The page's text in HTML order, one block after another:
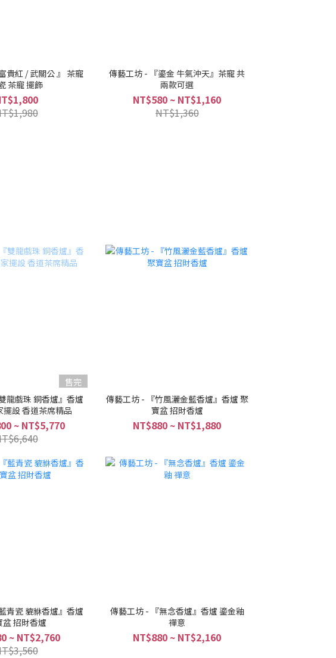
貴紅 / 武關公 』 茶寵
茶寵 擺飾
傳藝工坊 - 『鎏金 牛氣沖天』茶寵 共
兩款可選
NT$580 ~ NT$1,160
NT$1,360
售完
龍戲珠 銅香爐』香爐
擺設 香道茶席精品
~ NT$5,770
傳藝工坊 - 『竹風灑金藍香爐』香爐 聚
寶盆 招財香爐
NT$880 ~ NT$1,880
青瓷 貔貅香爐』香爐
盆 招財香爐
~ NT$2,760
傳藝工坊 - 『無念香爐』香爐 鎏金釉
禪意
NT$880 ~ NT$2,160